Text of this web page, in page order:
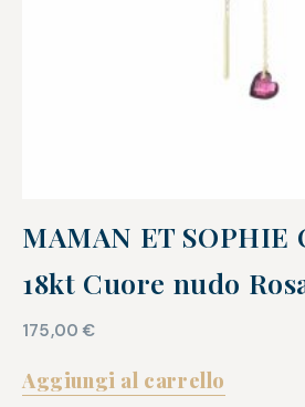
MAMAN ET SOPHIE
18kt Cuore nudo
175,00€
Aggiungi al carrello